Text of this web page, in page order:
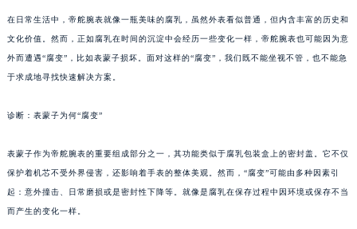
在日常生活中，帝舵腕表就像一瓶美味的腐乳，虽然外表看似普通，但内含丰富的历史和
文化价值。然而，正如腐乳在时间的沉淀中会经历一些变化一样，帝舵腕表也可能因为意
外而遭遇“腐变”，比如表蒙子损坏。面对这样的“腐变”，我们既不能坐视不管，也不能急
于求成地寻找快速解决方案。
诊断：表蒙子为何“腐变”
表蒙子作为帝舵腕表的重要组成部分之一，其功能类似于腐乳包装盒上的密封盖。它不仅
保护着机芯不受外界侵害，还影响着手表的整体美观。然而，“腐变”可能由多种因素引
起：意外撞击、日常磨损或是密封性下降等。就像是腐乳在保存过程中因环境或保存不当
而产生的变化一样。